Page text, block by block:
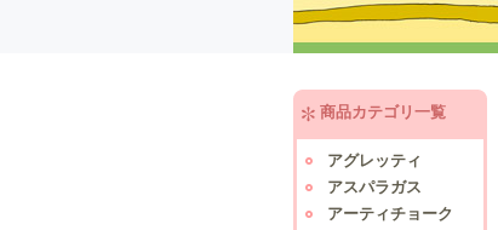
商品カテゴリ一覧
アグレッティ
アスパラガス
アーティチョーク